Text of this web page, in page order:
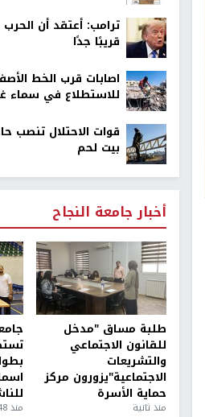
ترامب: أعتقد أن
قريبًا جدًا
اصابات قرب الخط
للاستطلاع في سماء
قوات الاحتلال تنصب
بيت لحم
أخبار جامعة النجاح
طلبة مساق "مدخل
للقانون الاجتماعي
والتشريعات
الاجتماعية"يزورون مركز
حماية الأسرة
منذ ثانية منذ 48 دقيقة